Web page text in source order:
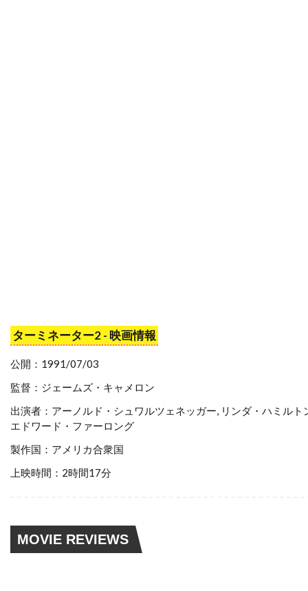
スティーブン・マクハーティ
スティーブン・ライト
スティーブ・アンティン
スティーブ・クロッパー
スティーブ・ビズリー
スティーブ・マックイーン
スティーヴン・B・ポスター
スティーヴン・E・リフキン
スティーヴン・J・ウルフ
スティーヴン・M・カッツ
ターミネーター2 - 映画情報
公開：1991/07/03
監督：ジェームズ・キャメロン
出演者：アーノルド・シュワルツェネッガー, リンダ・ハミルト
エドワード・ファーロング
製作国：アメリカ合衆国
上映時間：2時間17分
MOVIE REVIEWS